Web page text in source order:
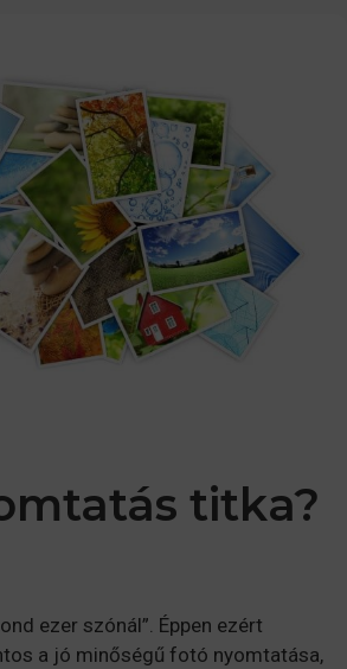
titka?
ezer szónál”. Éppen ezért
a jó minőségű fotó nyomtatása,